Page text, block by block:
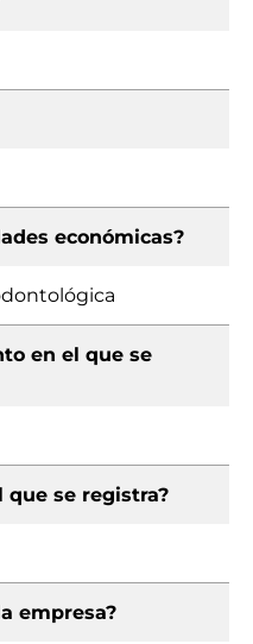
económicas?
en el que se
que se registra?
empresa?